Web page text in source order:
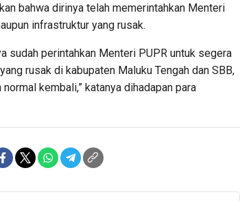
bahwa dirinya telah memerintahkan Menteri
infrastruktur yang rusak.
sudah perintahkan Menteri PUPR untuk segera
rusak di kabupaten Maluku Tengah dan SBB,
kembali,” katanya dihadapan para